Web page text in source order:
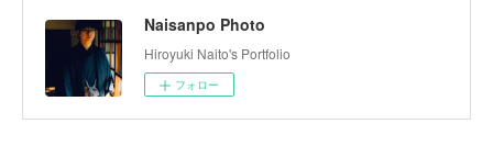
Naisanpo Photo
Hiroyuki Naito's Portfolio
フォロー